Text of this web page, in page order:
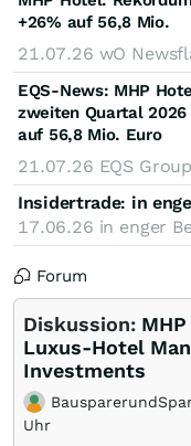
+26% auf 56,8 Mio.
21.07.26 wO
EQS-News: MHP
zweiten Quartal
auf 56,8 Mio. Euro
21.07.26 EQS
Insidertrade: in
17.06.26 in enger
Forum
Diskussion:
Luxus-Hotel
Investments
Uhr